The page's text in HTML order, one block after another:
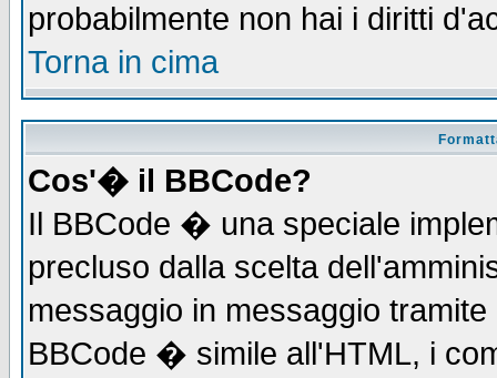
probabilmente non hai i diritti
Torna in cima
Cos'� il BBCode?
Il BBCode � una speciale
precluso dalla scelta
messaggio in messaggio
BBCode � simile all'HTML, i